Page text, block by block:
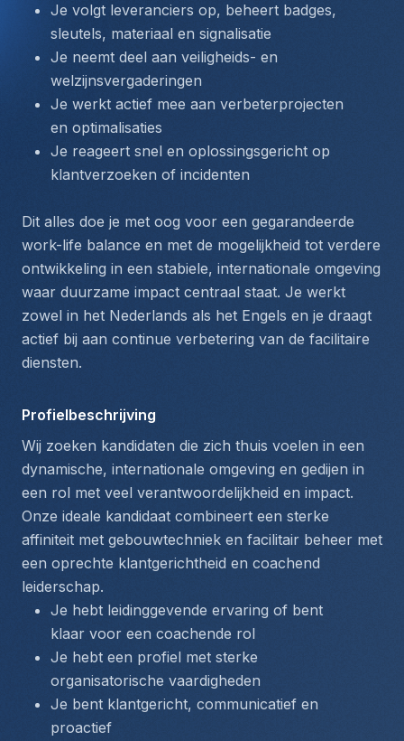
Je volgt leveranciers op, beheert badges,
sleutels, materiaal en signalisatie
Je neemt deel aan veiligheids- en
welzijnsvergaderingen
Je werkt actief mee aan verbeterprojecten
en optimalisaties
Je reageert snel en oplossingsgericht op
klantverzoeken of incidenten
Dit alles doe je met oog voor een gegarandeerde
work-life balance en met de mogelijkheid tot verdere
ontwikkeling in een stabiele, internationale omgeving
waar duurzame impact centraal staat. Je werkt
zowel in het Nederlands als het Engels en je draagt
actief bij aan continue verbetering van de facilitaire
diensten.
Profielbeschrijving
Wij zoeken kandidaten die zich thuis voelen in een
dynamische, internationale omgeving en gedijen in
een rol met veel verantwoordelijkheid en impact.
Onze ideale kandidaat combineert een sterke
affiniteit met gebouwtechniek en facilitair beheer met
een oprechte klantgerichtheid en coachend
leiderschap.
Je hebt leidinggevende ervaring of bent
klaar voor een coachende rol
Je hebt een profiel met sterke
organisatorische vaardigheden
Je bent klantgericht, communicatief en
proactief